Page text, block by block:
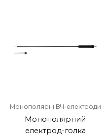
Монополярні ВЧ-електроди
Монополярний
електрод-голка